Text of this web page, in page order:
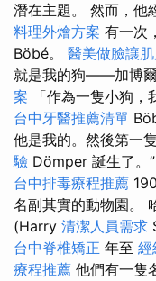
潛在主題。 然而，他
料理外燴方案 有一次
Böbé。 醫美做臉讓
就是我的狗——加博爾
案 「作為一隻小狗
台中牙醫推薦清單
他是我的。然後第一
驗 Dömper 誕生了。”
台中排毒療程推薦
名副其實的動物園。
(Harry 清潔人員需求
台中脊椎矯正 年至 經
療程推薦 他們有一隻